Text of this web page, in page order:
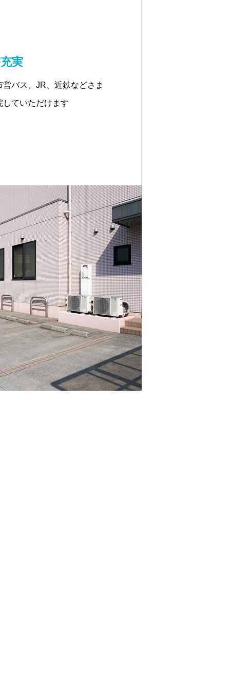
実
バス、JR、近鉄などさま
ていただけます